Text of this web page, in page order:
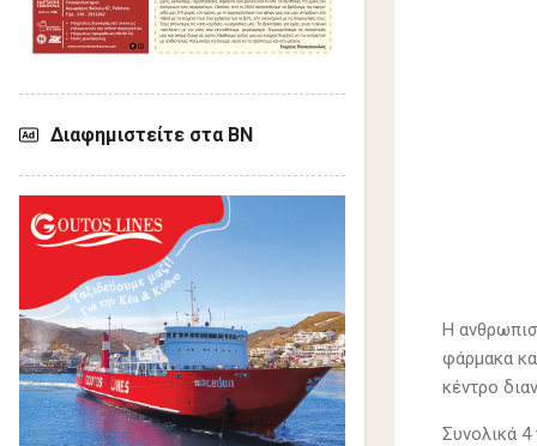
Η
φάρμακα
κέντρο
Συνολικά
Διαφημιστείτε στα ΒΝ